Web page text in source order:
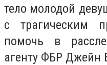
тело молодой
с трагическим
помочь в
агенту ФБР Джейн